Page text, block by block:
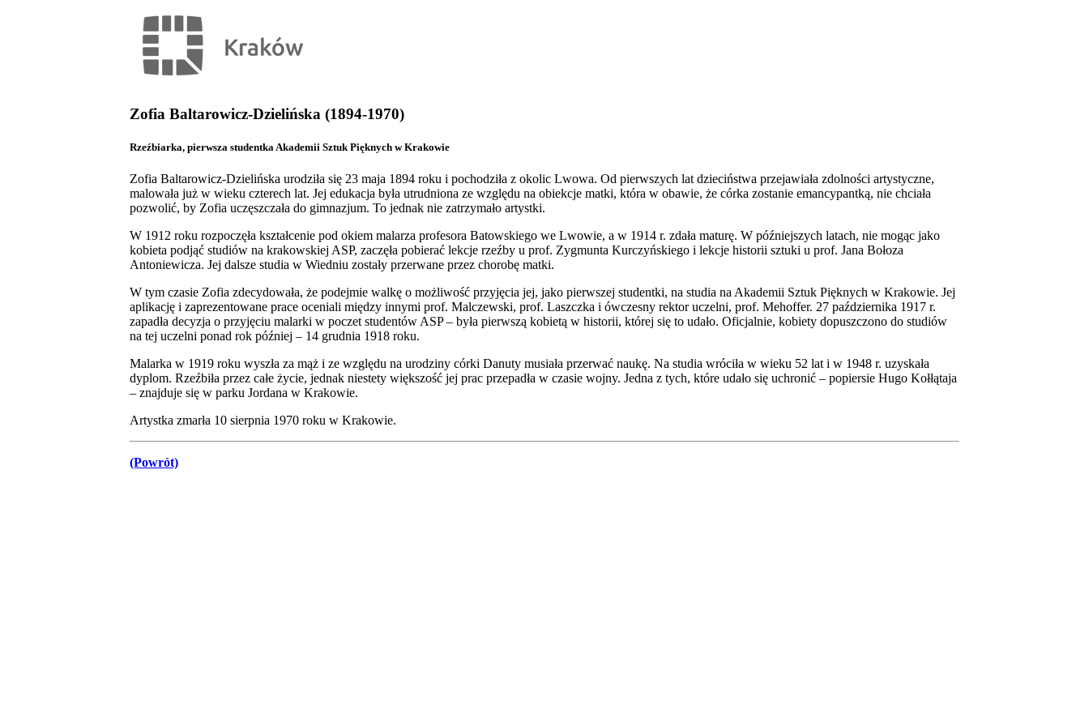
Zofia Baltarowicz-Dzielińska (1894-1970)
Rzeźbiarka, pierwsza studentka Akademii Sztuk Pięknych w Krakowie
Zofia Baltarowicz-Dzielińska urodziła się 23 maja 1894 roku i pochodziła z okolic Lwowa. Od pierwszych lat dzieciństwa przejawiała zdolności artystyczne,
malowała już w wieku czterech lat. Jej edukacja była utrudniona ze względu na obiekcje matki, która w obawie, że córka zostanie emancypantką, nie chciała
pozwolić, by Zofia uczęszczała do gimnazjum. To jednak nie zatrzymało artystki.
W 1912 roku rozpoczęła kształcenie pod okiem malarza profesora Batowskiego we Lwowie, a w 1914 r. zdała maturę. W późniejszych latach, nie mogąc jako
kobieta podjąć studiów na krakowskiej ASP, zaczęła pobierać lekcje rzeźby u prof. Zygmunta Kurczyńskiego i lekcje historii sztuki u prof. Jana Bołoza
Antoniewicza. Jej dalsze studia w Wiedniu zostały przerwane przez chorobę matki.
W tym czasie Zofia zdecydowała, że podejmie walkę o możliwość przyjęcia jej, jako pierwszej studentki, na studia na Akademii Sztuk Pięknych w Krakowie. Jej
aplikację i zaprezentowane prace oceniali między innymi prof. Malczewski, prof. Laszczka i ówczesny rektor uczelni, prof. Mehoffer. 27 października 1917 r.
zapadła decyzja o przyjęciu malarki w poczet studentów ASP – była pierwszą kobietą w historii, której się to udało. Oficjalnie, kobiety dopuszczono do studiów
na tej uczelni ponad rok później – 14 grudnia 1918 roku.
Malarka w 1919 roku wyszła za mąż i ze względu na urodziny córki Danuty musiała przerwać naukę. Na studia wróciła w wieku 52 lat i w 1948 r. uzyskała
dyplom. Rzeźbiła przez całe życie, jednak niestety większość jej prac przepadła w czasie wojny. Jedna z tych, które udało się uchronić – popiersie Hugo Kołłątaja
– znajduje się w parku Jordana w Krakowie.
Artystka zmarła 10 sierpnia 1970 roku w Krakowie.
(Powrót)